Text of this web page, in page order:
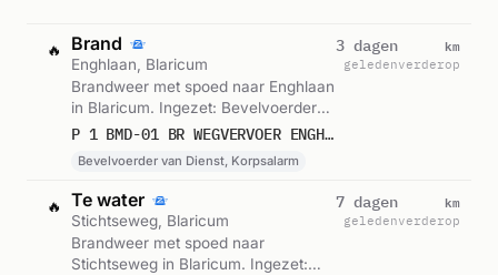
🔥 Brand
Enghlaan, Blaricum
Brandweer met spoed naar Enghlaan
in Blaricum. Ingezet: Bevelvoerder
van Dienst, Korpsalarm. Gemeld omP 1 BMD-01 BR WEGVERVOER ENGHLAAN BLARICUM 141131
Bevelvoerder van Dienst, Korpsalarm
3 dagen
geleden
km
verderop
🔥 Te water
Stichtseweg, Blaricum
Brandweer met spoed naar
Stichtseweg in Blaricum. Ingezet:
7 dagen
geleden
km
verderop